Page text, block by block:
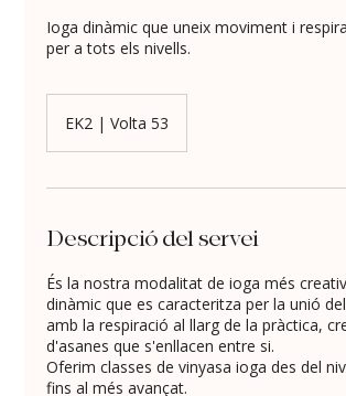
Ioga dinàmic que uneix moviment i
per a tots els nivells.
EK2 | Volta 53
Descripció del servei
És la nostra modalitat de ioga més
dinàmic que es caracteritza per la unió
amb la respiració al llarg de la pràctica,
d'asanes que s'enllacen entre si.
Oferim classes de vinyasa ioga des del
fins al més avançat.